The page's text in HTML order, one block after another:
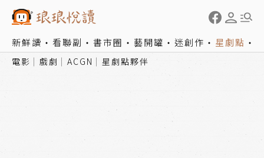
新鮮讀 看聯副 書市圈 藝開罐 迷創作 星劇點
電影 戲劇 ACGN 星劇點夥伴